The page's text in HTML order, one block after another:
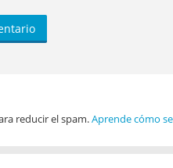
reducir el spam.Aprende cómo